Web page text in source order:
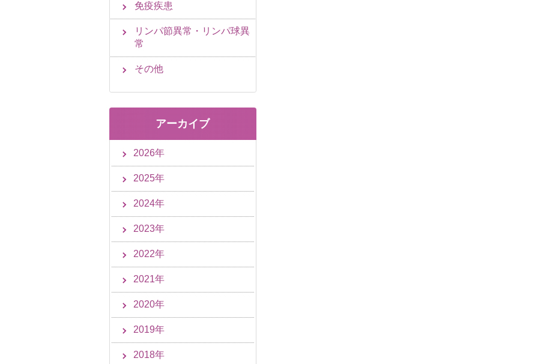
免疫疾患
リンパ節異常・リンパ球異
常
その他
アーカイブ
2026年
2025年
2024年
2023年
2022年
2021年
2020年
2019年
2018年